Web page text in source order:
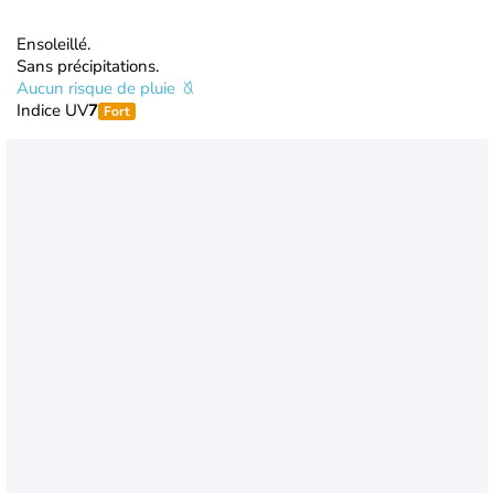
Ensoleillé.
Sans précipitations.
Aucun risque de pluie
Indice UV7 Fort